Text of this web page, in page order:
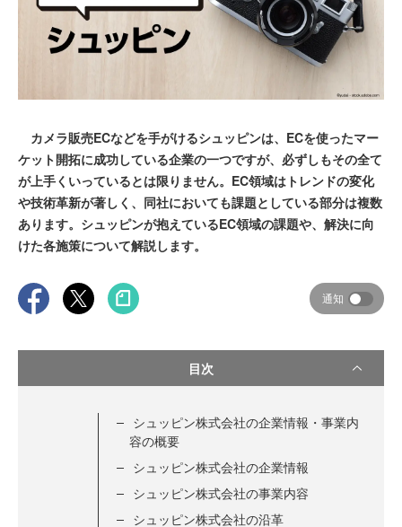
カメラ販売ECなどを手がけるシュッピンは、ECを使ったマー
ケット開拓に成功している企業の一つですが、必ずしもその全て
が上手くいっているとは限りません。EC領域はトレンドの変化
や技術革新が著しく、同社においても課題としている部分は複数
あります。シュッピンが抱えているEC領域の課題や、解決に向
けた各施策について解説します。
通知
目次
シュッピン株式会社の企業情報・事業内
容の概要
シュッピン株式会社の企業情報
シュッピン株式会社の事業内容
シュッピン株式会社の沿革